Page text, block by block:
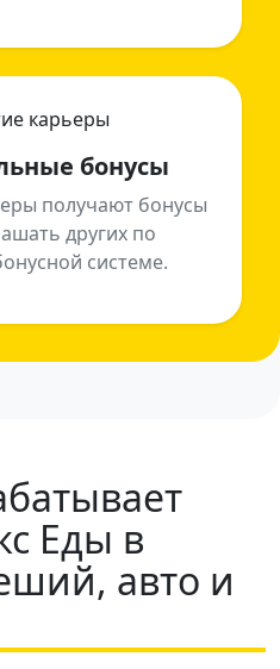
бонусы
получают бонусы
других по
системе.
Еды в
авто и